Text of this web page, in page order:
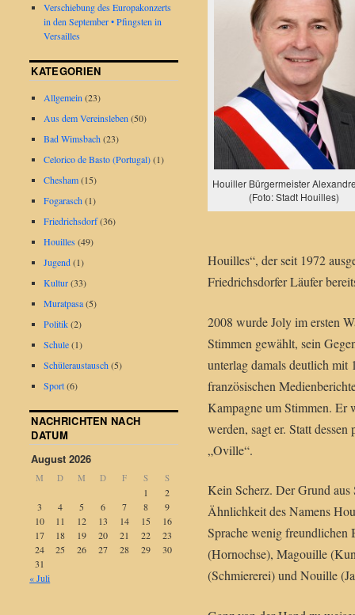
Houiller Bürgermeister
(Foto: Stadt Houilles)
Houilles“, der seit 1972
Friedrichsdorfer Läufer
2008 wurde Joly im ersten
Stimmen gewählt, sein
unterlag damals deutlich mit
französischen
Kampagne um Stimmen. Er
werden, sagt er. Statt
„Oville“.
Kein Scherz. Der Grund
Ähnlichkeit des Namens
Sprache wenig
(Hornochse), Magouille
(Schmiererei) und Nouille
Verschiebung des Europakonzerts
in den September • Pfingsten in
Versailles
KATEGORIEN
Allgemein (23)
Aus dem Vereinsleben (50)
Bad Wimsbach(23)
Celorico de Basto (Portugal)(1)
Chesham(15)
Fogarasch(1)
Friedrichsdorf(36)
Houilles(49)
Jugend(1)
Kultur(33)
Muratpasa(5)
Politik(2)
Schule(1)
Schüleraustausch(5)
Sport(6)
NACHRICHTEN NACH
DATUM
August 2026
M D M D F S S
1
2
3
4 5 6 7 8
9
10
11 12 13 14 15
16
17
18 19 20 21 22
23
24
25 26 27 28 29
30
31
« Juli